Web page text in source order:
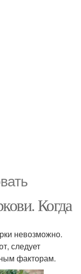
Когда
невозможно.
следует
факторам.